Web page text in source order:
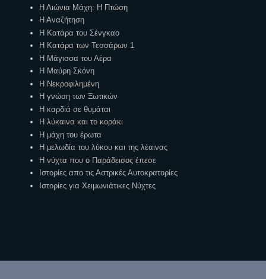
Η Αιώνια Μάχη: Η Πτώση
Η Αναζήτηση
Η Κατάρα του Σένγκαο
Η Κατάρα των Τεσσάρων 1
Η Μάγισσα του Αέρα
Η Μαύρη Σκόνη
Η Νεκροφιλημένη
Η γνώση των Ξωτικών
Η καρδιά σε θυμάται
Η λύκαινα και το κοράκι
Η μάχη του έρωτα
Η μελωδία του λύκου και της λέαινας
Η νύχτα που ο Παράδεισος έπεσε
Ιστορίες απο τις Αστρικές Αυτοκρατορίες
Ιστορίες για Χειμωνιάτικες Νύχτες